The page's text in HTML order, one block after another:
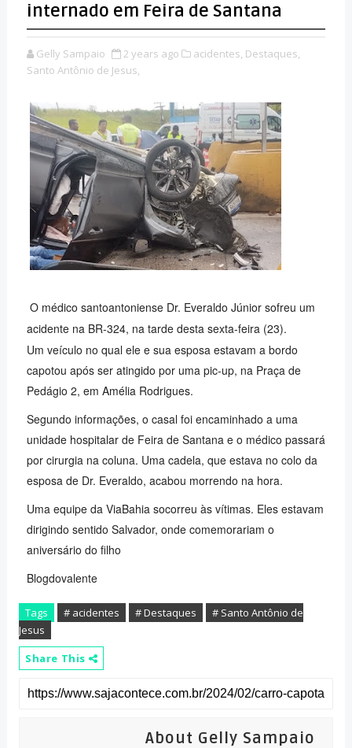
internado em Feira de Santana
Gelly Sampaio 2 years ago acidentes, Destaques,
Santo Antônio de Jesus,
O médico santoantoniense Dr. Everaldo Júnior sofreu um
acidente na BR-324, na tarde desta sexta-feira (23).
Um veículo no qual ele e sua esposa estavam a bordo
capotou após ser atingido por uma pic-up, na Praça de
Pedágio 2, em Amélia Rodrigues.
Segundo informações, o casal foi encaminhado a uma
unidade hospitalar de Feira de Santana e o médico passará
por cirurgia na coluna. Uma cadela, que estava no colo da
esposa de Dr. Everaldo, acabou morrendo na hora.
Uma equipe da ViaBahia socorreu às vítimas. Eles estavam
dirigindo sentido Salvador, onde comemorariam o
aniversário do filho
Blogdovalente
Tags # acidentes # Destaques
# Santo Antônio de
Jesus
Share This
About Gelly Sampaio